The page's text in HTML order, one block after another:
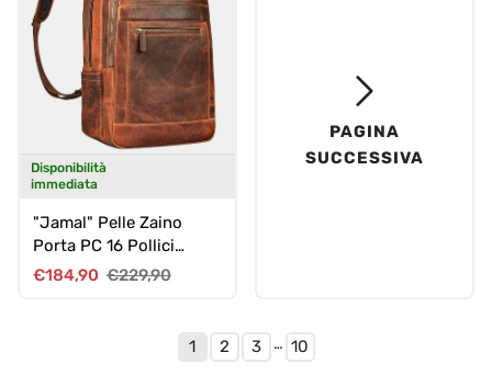
Disponibilità
immediata
"Jamal" Pelle Zaino
Porta PC 16 Pollici
Uomo Zainetto Donna
Prezzo di vendita
€184,90 Prezzo normale
€229,90
PAGINA
SUCCESSIVA
1 2 3 … 10